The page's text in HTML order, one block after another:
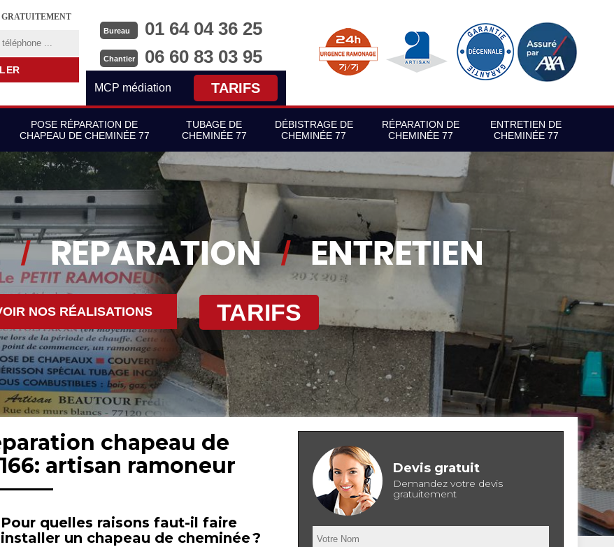
GRATUITEMENT
Bureau 01 64 04 36 25
Chantier 06 60 83 03 95
MCP médiation TARIFS
POSE RÉPARATION DE
CHAPEAU DE CHEMINÉE 77
TUBAGE DE
CHEMINÉE 77
DÉBISTRAGE DE
CHEMINÉE 77
RÉPARATION DE
CHEMINÉE 77
ENTRETIEN DE
CHEMINÉE 77
NOS RÉALISATIONS TARIFS
chapeau de
artisan ramoneur
Pour quelles raisons faut-il faire
installer un chapeau de cheminée ?
Devis gratuit
Demandez votre devis
gratuitement